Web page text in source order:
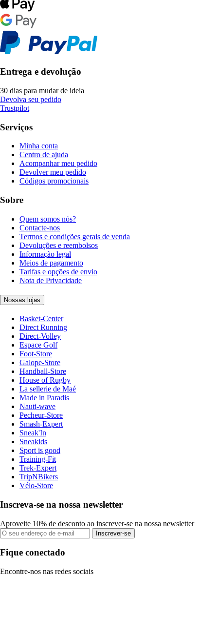
Entrega e devolução
30 dias para mudar de ideia
Devolva seu pedido
Trustpilot
Serviços
Minha conta
Centro de ajuda
Acompanhar meu pedido
Devolver meu pedido
Códigos promocionais
Sobre
Quem somos nós?
Contacte-nos
Termos e condições gerais de venda
Devoluções e reembolsos
Informação legal
Meios de pagamento
Tarifas e opções de envio
Nota de Privacidade
Nossas lojas
Basket-Center
Direct Running
Direct-Volley
Espace Golf
Foot-Store
Galope-Store
Handball-Store
House of Rugby
La sellerie de Maé
Made in Paradis
Nauti-wave
Pecheur-Store
Smash-Expert
Sneak'In
Sneakids
Sport is good
Training-Fit
Trek-Expert
TripNBikers
Vélo-Store
Inscreva-se na nossa newsletter
Aproveite 10% de desconto ao inscrever-se na nossa newsletter
Inscrever-se
Fique conectado
Encontre-nos nas redes sociais